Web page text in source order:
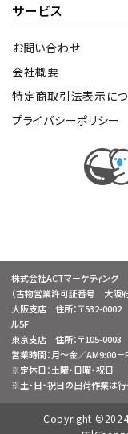
サービス
お問い合わせ
会社概要
特定商取引法表示に
プライバシーポリシー
株式会社ACTマーケティング
（古物営業許可証番号 大阪
大阪支店 住所：〒532-0002
ル5F
東京支店 住所：〒105-
営業時間：月～金／AM9:00
※定休日：土曜・日曜・祝日
※土・日・祝日の出荷作業は行
Copyright ©2024